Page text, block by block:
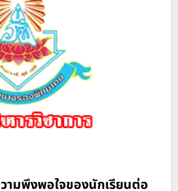
ามพึงพอใจของนักเรียนต่อ